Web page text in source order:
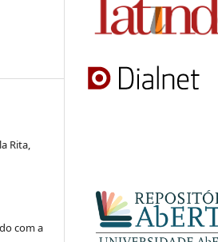
Rita,
com a